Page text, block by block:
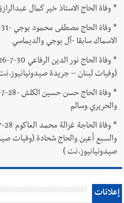
*وفاة الحاج الاستاذ خير كمال عبدالرازق
*
الاسماك سابقا -آل بوجي والديماسي
*
(وفيات لبنان – جريدة
*
والحريري وسالم
*
والسبع أعين والحاج شحادة (وفيات
صيدونيانيوز.نت )
إعلانات